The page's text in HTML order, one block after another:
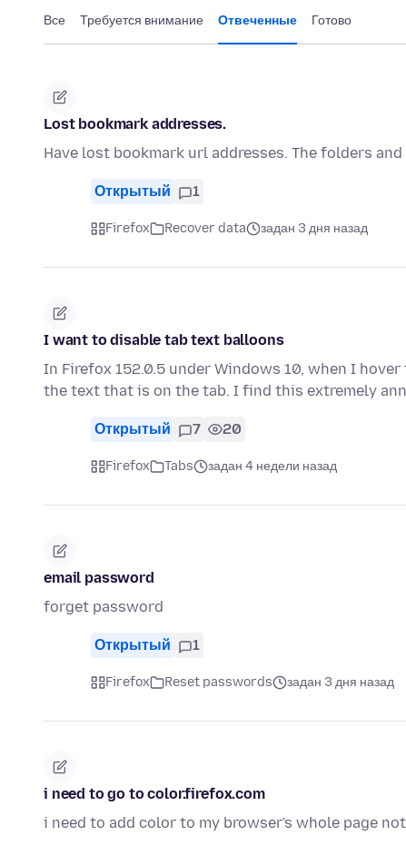
Все Требуется внимание Отвеченные Готово
Lost bookmark addresses.
Have lost bookmark url addresses. The folders
Открытый 1
Firefox Recover data задан 3 дня назад
I want to disable tab text balloons
In Firefox 152.0.5 under Windows 10, when I
the text that is on the tab. I find this extremely
Открытый 7 20
Firefox Tabs задан 4 недели назад
email password
forget password
Открытый 1
Firefox Reset passwords задан 3 дня назад
i need to go to color.firefox.com
i need to add color to my browser's whole page